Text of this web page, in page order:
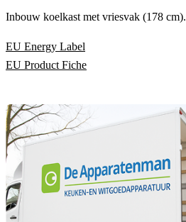
Inbouw koelkast met vriesvak (178 cm).
EU Energy Label
EU Product Fiche